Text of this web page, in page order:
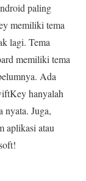
paling
memiliki tema
lagi. Tema
memiliki tema
Ada
hanyalah
nyata. Juga,
aplikasi atau